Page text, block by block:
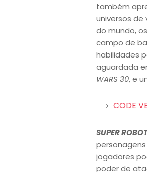
também
universos
do mundo,
campo de
habilidades
aguardada
WARS 30, e
CODE
SUPER
jogadores
poder de